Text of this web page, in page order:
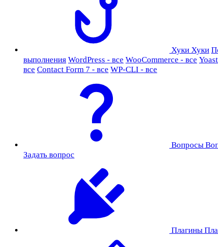
Хуки Хуки
выполнения WordPress - все WooCommerce - все
все Contact Form 7 - все WP-CLI - все
Вопросы
Задать вопрос
Плагины